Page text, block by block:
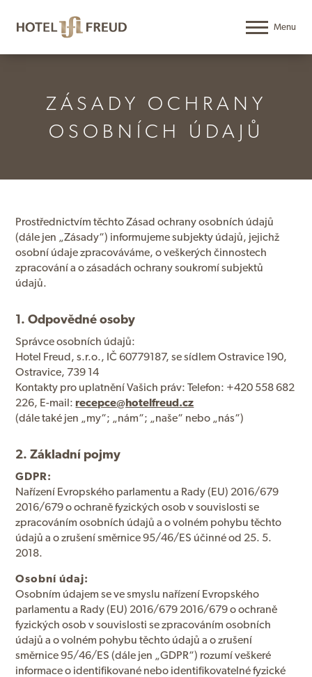
ZÁSADY OCHRANY
OSOBNÍCH ÚDAJŮ
Prostřednictvím těchto Zásad ochrany osobních údajů
(dále jen „Zásady“) informujeme subjekty údajů, jejichž
osobní údaje zpracováváme, o veškerých činnostech
zpracování a o zásadách ochrany soukromí subjektů
údajů.
1. Odpovědné osoby
Správce osobních údajů:
Hotel Freud, s.r.o., IČ 60779187, se sídlem Ostravice 190,
Ostravice, 739 14
Kontakty pro uplatnění Vašich práv: Telefon: +420 558 682
226, E-mail:recepce@hotelfreud.cz
(dále také jen „my“; „nám“; „naše“ nebo „nás“)
2. Základní pojmy
GDPR:
Nařízení Evropského parlamentu a Rady (EU) 2016/679
2016/679 o ochraně fyzických osob v souvislosti se
zpracováním osobních údajů a o volném pohybu těchto
údajů a o zrušení směrnice 95/46/ES účinné od 25. 5.
2018.
Osobní údaj:
Osobním údajem se ve smyslu nařízení Evropského
parlamentu a Rady (EU) 2016/679 2016/679 o ochraně
fyzických osob v souvislosti se zpracováním osobních
údajů a o volném pohybu těchto údajů a o zrušení
směrnice 95/46/ES (dále jen „GDPR“) rozumí veškeré
informace o identifikované nebo identifikovatelné fyzické